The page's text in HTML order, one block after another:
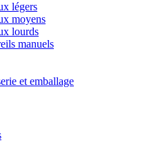
légers
moyens
lourds
manuels
et emballage